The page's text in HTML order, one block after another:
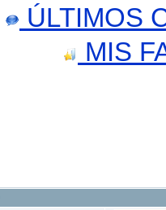
ÚLTIMOS
MIS